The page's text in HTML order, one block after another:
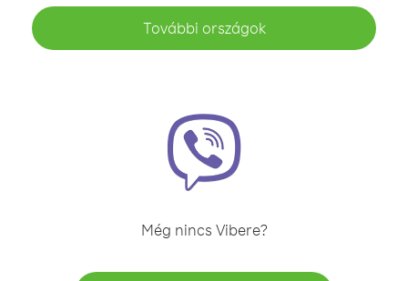
További országok
Még nincs Vibere?